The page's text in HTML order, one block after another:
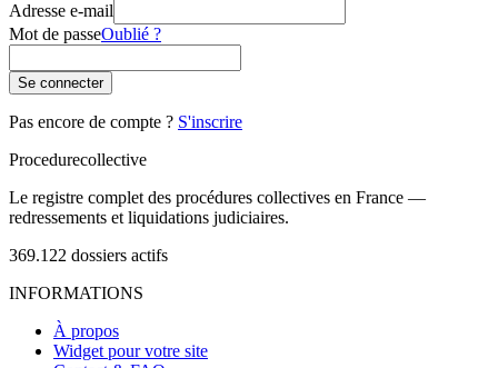
Adresse e-mail
Mot de passeOublié ?
Se connecter
Pas encore de compte ? S'inscrire
Procedurecollective
Le registre complet des procédures collectives en France —
redressements et liquidations judiciaires.
369.122 dossiers actifs
INFORMATIONS
À propos
Widget pour votre site